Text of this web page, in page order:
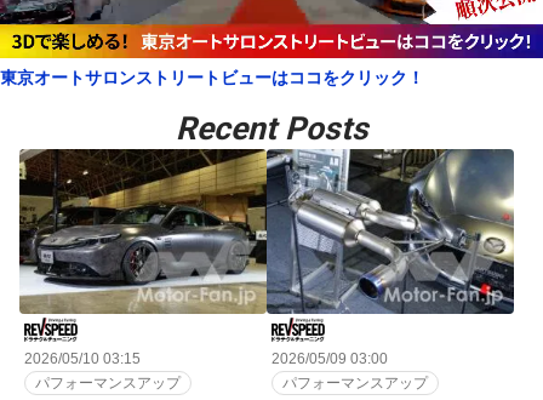
東京オートサロンストリートビューはココをクリック！
Recent Posts
2026/05/10 03:15
パフォーマンスアップ
2026/05/09 03:00
パフォーマンスアップ